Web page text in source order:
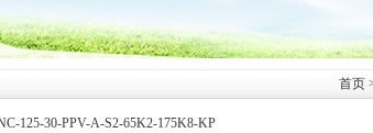
首页
125-30-PPV-A-S2-65K2-175K8-KP